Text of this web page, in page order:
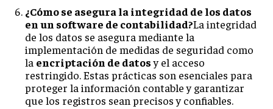
¿Cómo se asegura la integridad de los datos
en un software de contabilidad?La integridad
de los datos se asegura mediante la
implementación de medidas de seguridad como
la encriptación de datosy el acceso
restringido. Estas prácticas son esenciales para
proteger la información contable y garantizar
que los registros sean precisos y confiables.